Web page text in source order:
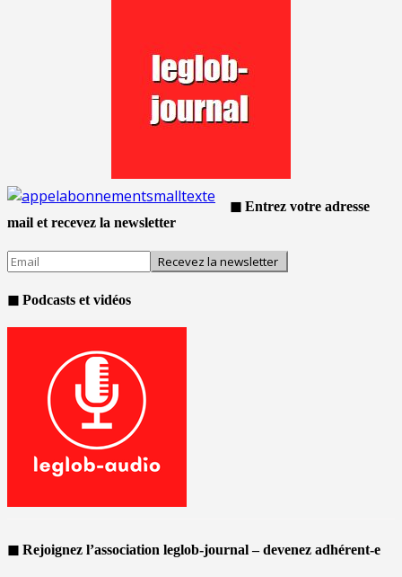
◼ Entrez votre adresse
mail et recevez la newsletter
◼ Podcasts et vidéos
◼ Rejoignez l’association leglob-journal – devenez adhérent-e